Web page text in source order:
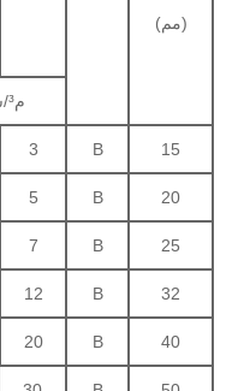
(مم)
م³/ساعة
15
B
3
20
B
5
25
B
7
32
B
12
40
B
20